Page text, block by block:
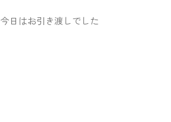
今日はお引き渡しでした